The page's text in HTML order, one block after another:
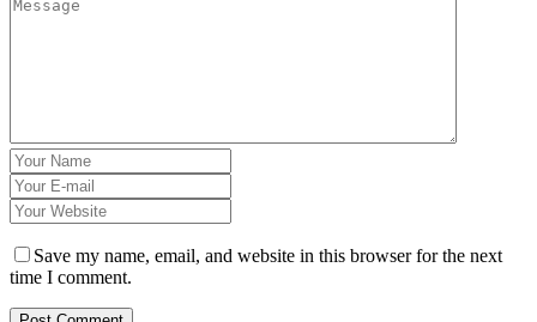
Save my name, email, and website in this browser for the next
time I comment.